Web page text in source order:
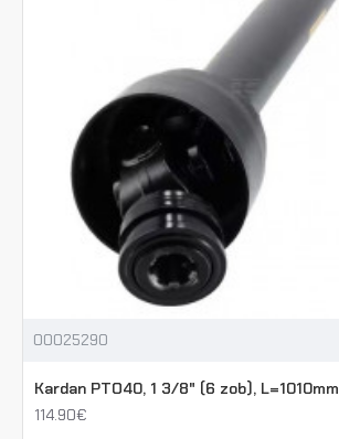
00025290
Kardan PTO40, 1 3/8" (6 zob), L=1010mm
114.90€